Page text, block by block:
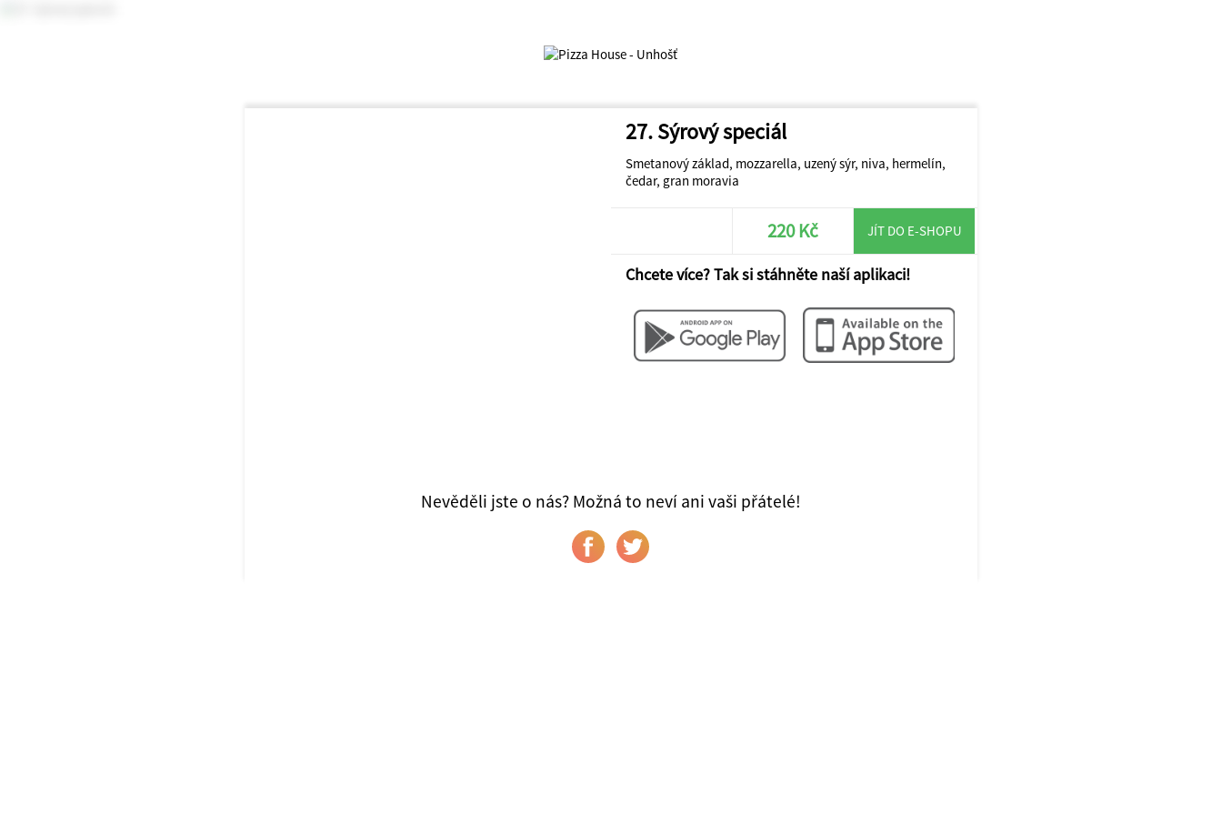
27. Sýrový speciál
Smetanový základ, mozzarella, uzený sýr, niva, hermelín,
čedar, gran moravia
220 Kč JÍT DO E-SHOPU
Chcete více? Tak si stáhněte naší aplikaci!
Nevěděli jste o nás? Možná to neví ani vaši přátelé!